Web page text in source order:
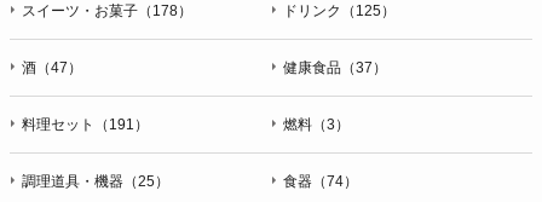
スイーツ・お菓子（178） ドリンク（125）
酒（47） 健康食品（37）
料理セット（191） 燃料（3）
調理道具・機器（25） 食器（74）